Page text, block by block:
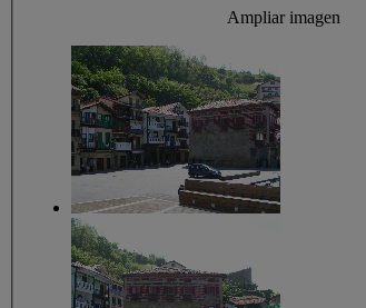
Ampliar imagen